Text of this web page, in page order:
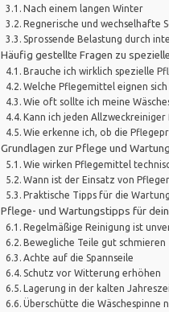
Nach einem langen Winter
Regnerische und wechselhafte
Sprossende Belastung durch
Häufig gestellte Fragen zu
Brauche ich wirklich spezielle
Welche Pflegemittel eignen
Wie oft sollte ich meine
Kann ich jeden
Wie erkenne ich, ob die
Grundlagen zur Pflege und
Wie wirken Pflegemittel
Wann ist der Einsatz von
Praktische Tipps für die Wartung
Pflege- und Wartungstipps für
Regelmäßige Reinigung ist
Bewegliche Teile gut schmieren
Achte auf die Spannseile
Schutz vor Witterung erhöhen
Lagerung in der kalten
Überschütte die Wäschespinne